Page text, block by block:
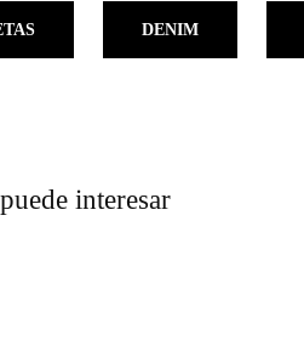
DENIM
interesar